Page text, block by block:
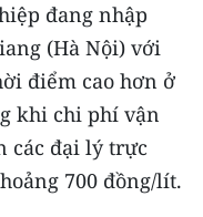
đang nhập
(Hà Nội) với
điểm cao hơn ở
khi chi phí vận
các đại lý trực
700 đồng/lít.